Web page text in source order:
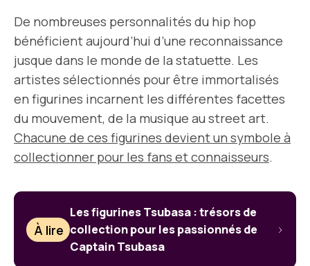
De nombreuses personnalités du hip hop
bénéficient aujourd’hui d’une reconnaissance
jusque dans le monde de la statuette. Les
artistes sélectionnés pour être immortalisés
en figurines incarnent les différentes facettes
du mouvement, de la musique au street art.
Chacune de ces figurines devient un symbole à
collectionner pour les fans et connaisseurs.
À lire
Les figurines Tsubasa : trésors de
collection pour les passionnés de
Captain Tsubasa